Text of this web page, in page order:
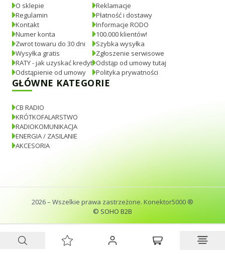
O sklepie
Regulamin
Kontakt
Numer konta
Zwrot towaru do 30 dni
Wysyłka gratis
RATY - jak uzyskać kredyt
Odstąpienie od umowy
Reklamacje
Płatność i dostawy
Informacje RODO
100.000 klientów!
Szybka wysyłka
Zgłoszenie serwisowe
Odstąp od umowy tutaj
Polityka prywatności
GŁÓWNE KATEGORIE
CB RADIO
KRÓTKOFALARSTWO
RADIOKOMUNIKACJA
ENERGIA / ZASILANIE
AKCESORIA
2026– Wszelkie prawa zastrzeżone. Konektor5000 ®
© SOHO B2B